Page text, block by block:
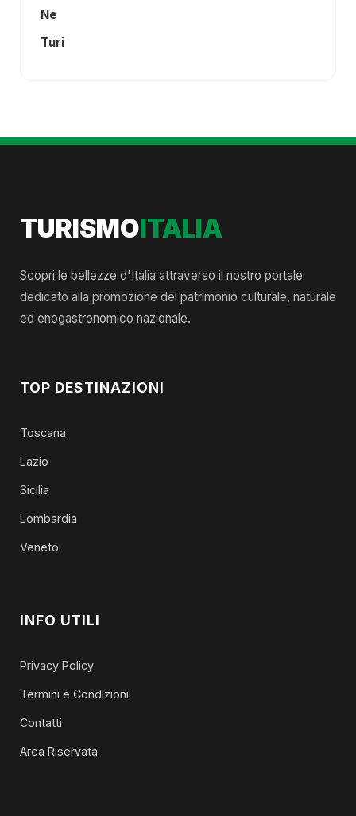
Ne
Turi
TURISMOITALIA
Scopri le bellezze d'Italia attraverso il nostro portale
dedicato alla promozione del patrimonio culturale, naturale
ed enogastronomico nazionale.
TOP DESTINAZIONI
Toscana
Lazio
Sicilia
Lombardia
Veneto
INFO UTILI
Privacy Policy
Termini e Condizioni
Contatti
Area Riservata